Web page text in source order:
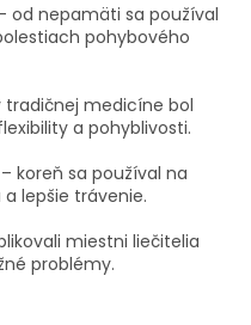
od nepamäti sa používal
pohybového
tradičnej medicíne bol
a pohyblivosti.
– koreň sa používal na
lepšie trávenie.
miestni liečitelia
problémy.